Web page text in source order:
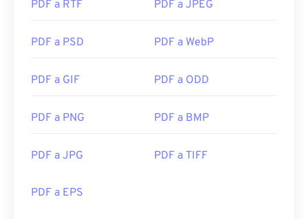
PDF a RTF PDF a JPEG
PDF a PSD PDF a WebP
PDF a GIF PDF a ODD
PDF a PNG PDF a BMP
PDF a JPG PDF a TIFF
PDF a EPS